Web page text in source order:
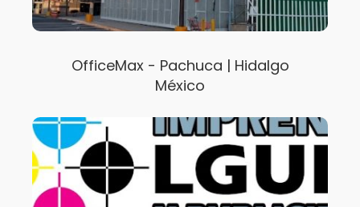
OfficeMax - Pachuca | Hidalgo
México